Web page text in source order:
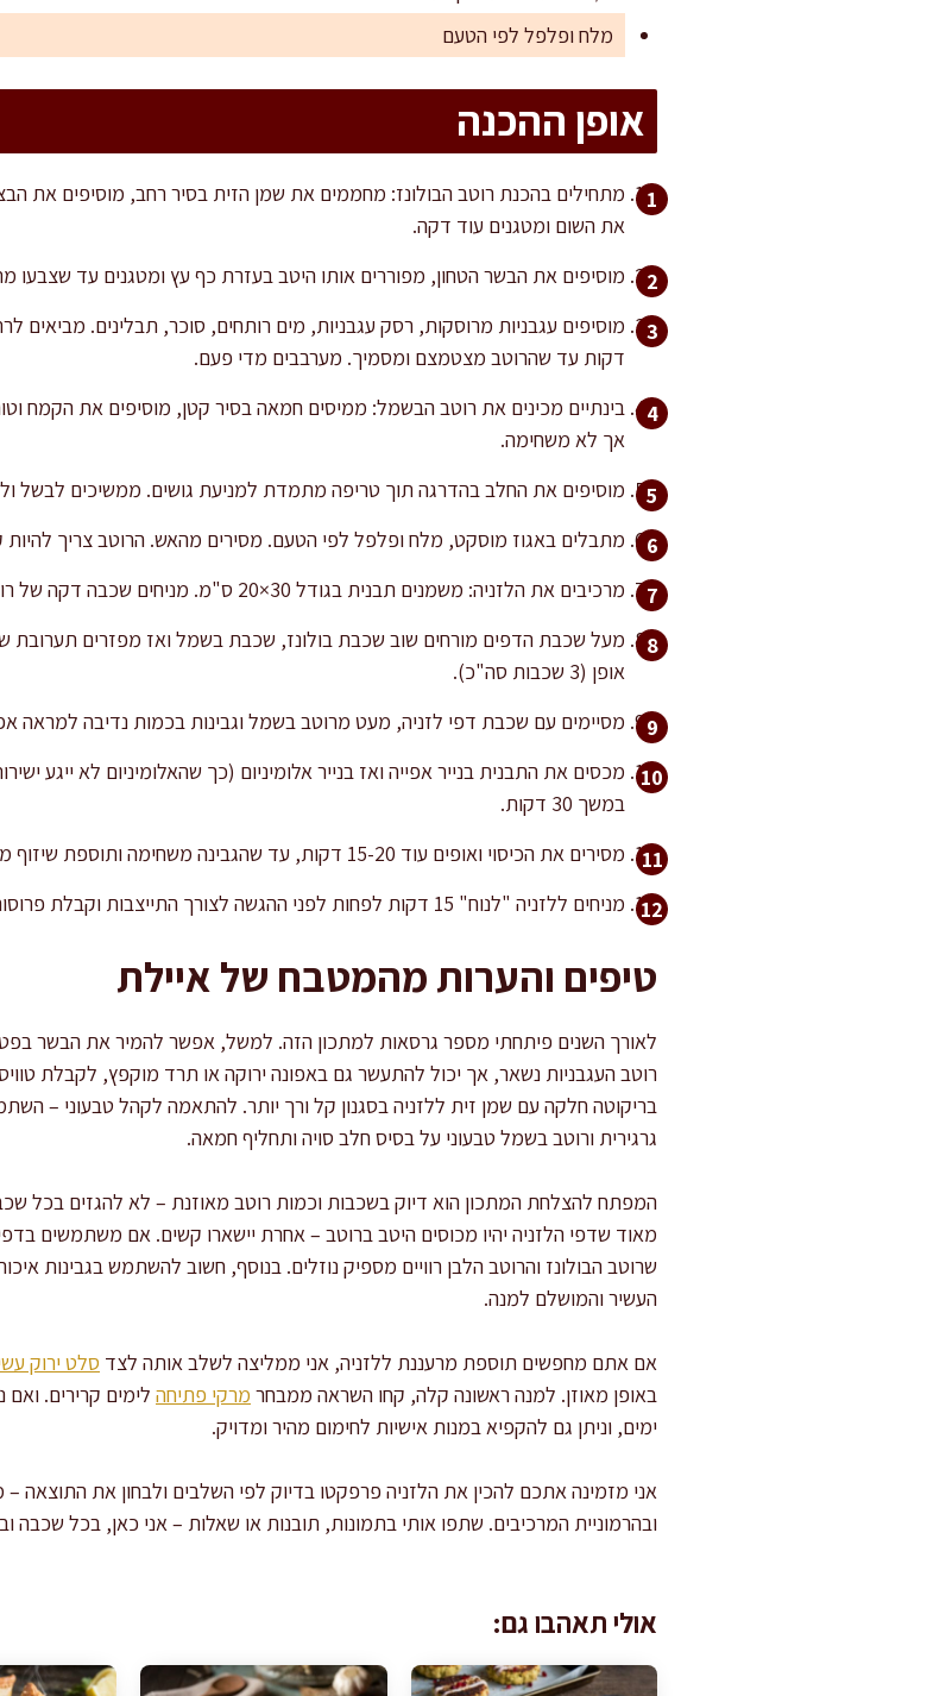
מלח ופלפל לפי הטעם
אופן ההכנה
את השום ומטגנים עוד דקה.
מוסיפים את הבשר הטחון, מפוררים אותו היטב בעזרת כף עץ ומטגנים עד שצבעו מתחלף
דקות עד שהרוטב מצטמצם ומסמיך. מערבבים מדי פעם.
אך לא משחימה.
מוסיפים את החלב בהדרגה תוך טריפה מתמדת למניעת גושים. ממשיכים לבשל
מתבלים באגוז מוסקט, מלח ופלפל לפי הטעם. מסירים מהאש. הרוטב צריך להיות
מרכיבים את הלזניה: משמנים תבנית בגודל 30×20 ס"מ. מניחים שכבה דקה של רוטב בולונז בתחתית, ולאחריה שכבה של דפי לזניה.
מעל שכבת הדפים מורחים שוב שכבת בולונז, שכבת בשמל ואז מפזרים תערובת
אופן (3 שכבות סה"כ).
מסיימים עם שכבת דפי לזניה, מעט מרוטב בשמל וגבינות בכמות נדיבה למראה
במשך 30 דקות.
מסירים את הכיסוי ואופים עוד 15-20 דקות, עד שהגבינה משחימה ותוספת שיזוף מהממת מופיעה.
מניחים ללזניה "לנוח" 15 דקות לפחות לפני ההגשה לצורך התייצבות וקבלת פרוסות נקיות ומדויקות.
טיפים והערות מהמטבח של איילת
לאורך השנים פיתחתי מספר גרסאות למתכון הזה. למשל, אפשר להמיר את הבשר
רוטב העגבניות נשאר, אך יכול להתעשר גם באפונה ירוקה או תרד מוקפץ, לקבלת
בריקוטה חלקה עם שמן זית ללזניה בסגנון קל ורך יותר. להתאמה לקהל טבעוני –
גרגירית ורוטב בשמל טבעוני על בסיס חלב סויה ותחליף חמאה.
המפתח להצלחת המתכון הוא דיוק בשכבות וכמות רוטב מאוזנת – לא להגזים בכל
מאוד שדפי הלזניה יהיו מכוסים היטב ברוטב – אחרת יישארו קשים. אם משתמשים
שרוטב הבולונז והרוטב הלבן רוויים מספיק נוזלים. בנוסף, חשוב להשתמש בגבינות
העשיר והמושלם למנה.
אם אתם מחפשים תוספת מרעננת ללזניה, אני ממליצה לשלב אותה לצד סלט ירוק
באופן מאוזן. למנה ראשונה קלה, קחו השראה ממבחר מרקי פתיחה
ימים, וניתן גם להקפיא במנות אישיות לחימום מהיר ומדויק.
אני מזמינה אתכם להכין את הלזניה פרפקטו בדיוק לפי השלבים ולבחון את
ובהרמוניית המרכיבים. שתפו אותי בתמונות, תובנות או שאלות – אני כאן, בכל שכבה
אולי תאהבו גם: